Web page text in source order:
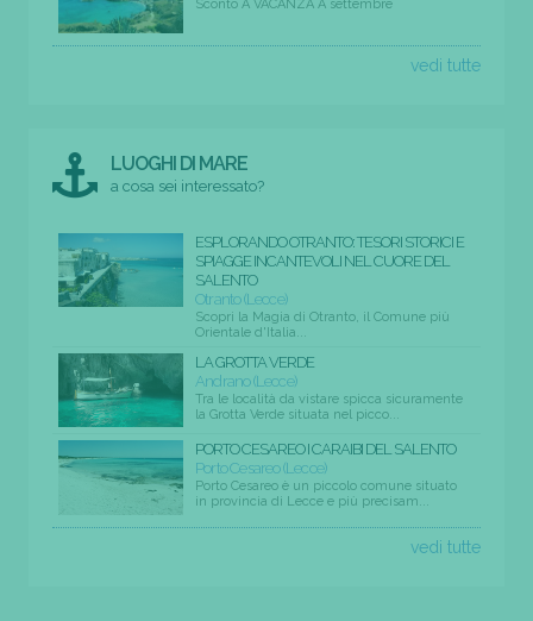
Sconto A VACANZA A settembre
vedi tutte
LUOGHI DI MARE
a cosa sei interessato?
ESPLORANDO OTRANTO: TESORI STORICI E
SPIAGGE INCANTEVOLI NEL CUORE DEL
SALENTO
Otranto (Lecce)
Scopri la Magia di Otranto, il Comune più
Orientale d'Italia...
LA GROTTA VERDE
Andrano (Lecce)
Tra le località da vistare spicca sicuramente
la Grotta Verde situata nel picco...
PORTO CESAREO I CARAIBI DEL SALENTO
Porto Cesareo (Lecce)
Porto Cesareo è un piccolo comune situato
in provincia di Lecce e più precisam...
vedi tutte